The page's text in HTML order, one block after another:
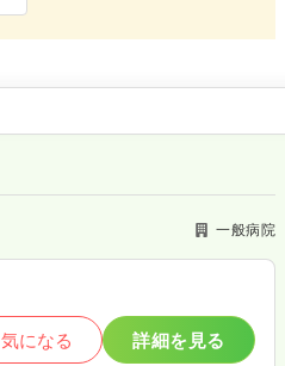
一般病院
気になる 詳細を見る